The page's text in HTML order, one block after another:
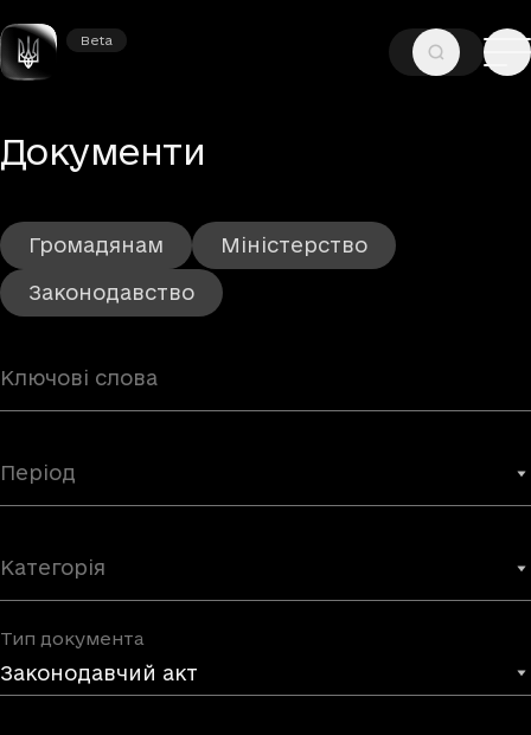
Beta
Beta
ГОЛОВНА
Документи
Громадянам Міністерство
Законодавство
Період
Категорія
Тип документа
Законодавчий акт